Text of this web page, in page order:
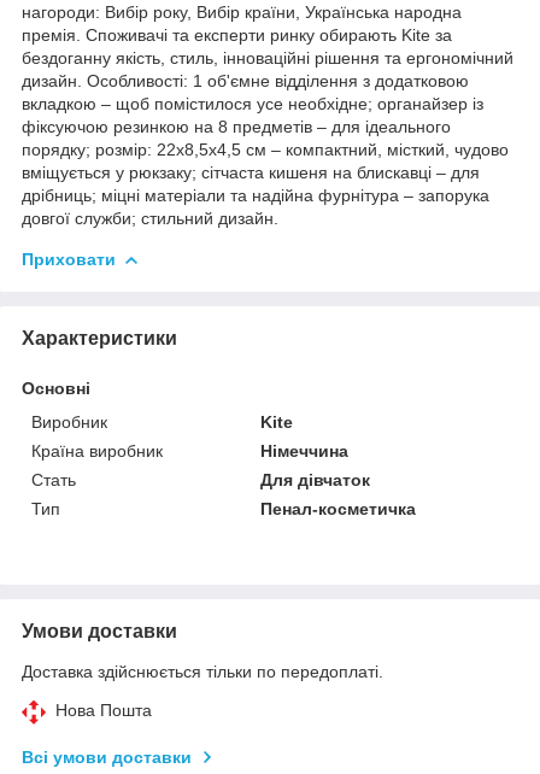
нагороди: Вибір року, Вибір країни, Українська народна
премія. Споживачі та експерти ринку обирають Kite за
бездоганну якість, стиль, інноваційні рішення та ергономічний
дизайн. Особливості: 1 об'ємне відділення з додатковою
вкладкою – щоб помістилося усе необхідне; органайзер із
фіксуючою резинкою на 8 предметів – для ідеального
порядку; розмір: 22x8,5x4,5 см – компактний, місткий, чудово
вміщується у рюкзаку; сітчаста кишеня на блискавці – для
дрібниць; міцні матеріали та надійна фурнітура – запорука
довгої служби; стильний дизайн.
Приховати
Характеристики
Основні
Виробник
Kite
Країна виробник
Німеччина
Стать
Для дівчаток
Тип
Пенал-косметичка
Умови доставки
Доставка здійснюється тільки по передоплаті.
Нова Пошта
Всі умови доставки